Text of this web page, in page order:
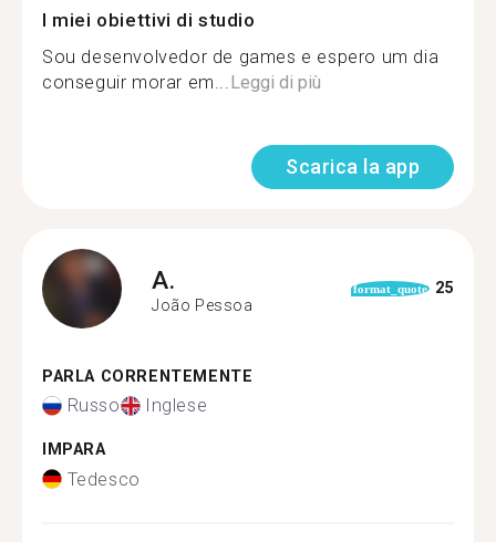
I miei obiettivi di studio
Sou desenvolvedor de games e espero um dia
conseguir morar em... Leggi di più
Scarica la app
A.
João Pessoa
format_quote 25
PARLA CORRENTEMENTE
Russo Inglese
IMPARA
Tedesco